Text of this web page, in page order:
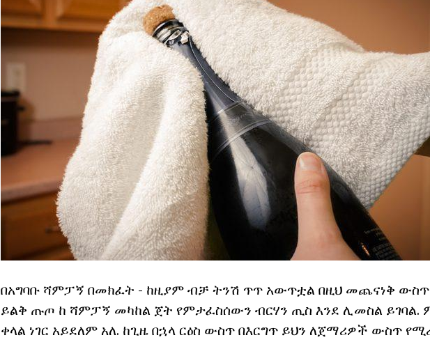
በአግባቡ ሻምፓኝ በመክፈት - ከዚያም ብቻ ትንሽ ጥጥ አውጥቷል በዚህ መጨናነቅ
ይልቅ ጡጦ ከ ሻምፓኝ መካከል ጀት የምታፈስሰውን ብርሃን ጢስ እንደ ሊመስል ይገባል.
ቀላል ነገር አይደለም አለ. ከጊዜ በኋላ ርዕስ ውስጥ በእርግጥ ይህን ለጀማሪዎች ውስጥ